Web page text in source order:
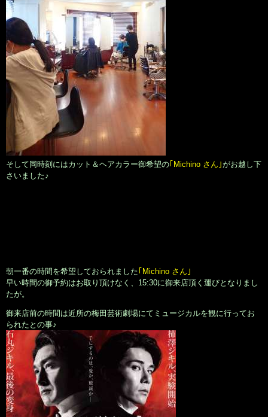
そして同時刻にはカット＆ヘアカラー御希望の｢Michino さん｣がお越し下
さいました♪
朝一番の時間を希望しておられました｢Michino さん｣
早い時間の御予約はお取り頂けなく、15:30に御来店頂く運びとなりまし
たが。
御来店前の時間は近所の梅田芸術劇場にてミュージカルを観に行ってお
られたとの事♪